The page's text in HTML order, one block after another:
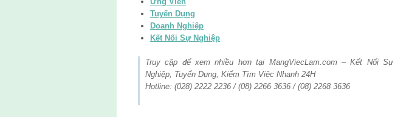
Tuyển Dụng
Doanh Nghiệp
Kết Nối Sự Nghiệp
Truy cập để xem nhiều hơn tại MangViecLam.com – Kết Nối Sự
Nghiệp, Tuyển Dụng, Kiếm Tìm Việc Nhanh 24H
Hotline: (028) 2222 2236 / (08) 2266 3636 / (08) 2268 3636